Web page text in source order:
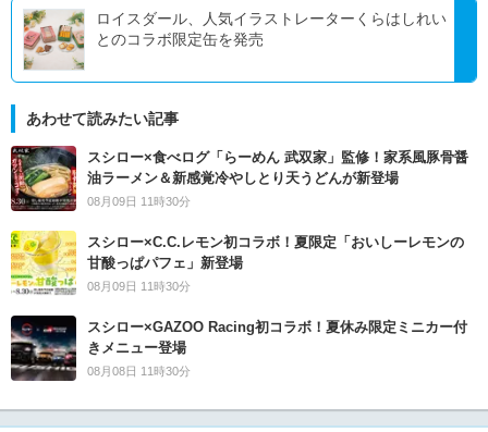
ロイスダール、人気イラストレーターくらはしれい
とのコラボ限定缶を発売
あわせて読みたい記事
スシロー×食べログ「らーめん 武双家」監修！家系風豚骨醤
油ラーメン＆新感覚冷やしとり天うどんが新登場
08月09日 11時30分
スシロー×C.C.レモン初コラボ！夏限定「おいしーレモンの
甘酸っぱパフェ」新登場
08月09日 11時30分
スシロー×GAZOO Racing初コラボ！夏休み限定ミニカー付
きメニュー登場
08月08日 11時30分